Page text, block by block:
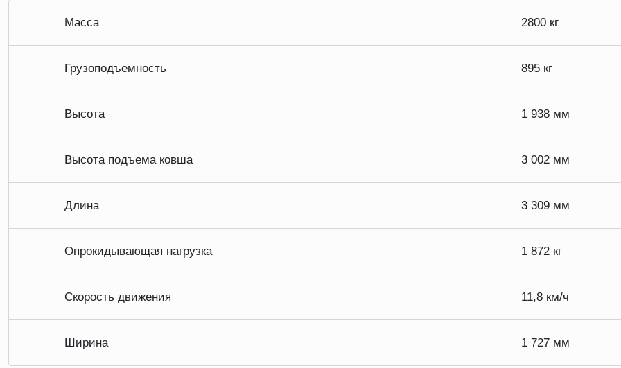
Масса 2800 кг
Грузоподъемность 895 кг
Высота 1 938 мм
Высота подъема ковша 3 002 мм
Длина 3 309 мм
Опрокидывающая нагрузка 1 872 кг
Скорость движения 11,8 км/ч
Ширина 1 727 мм